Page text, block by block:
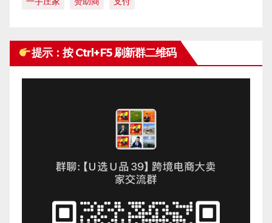
提示：按 Ctrl+F5 刷新群二维码